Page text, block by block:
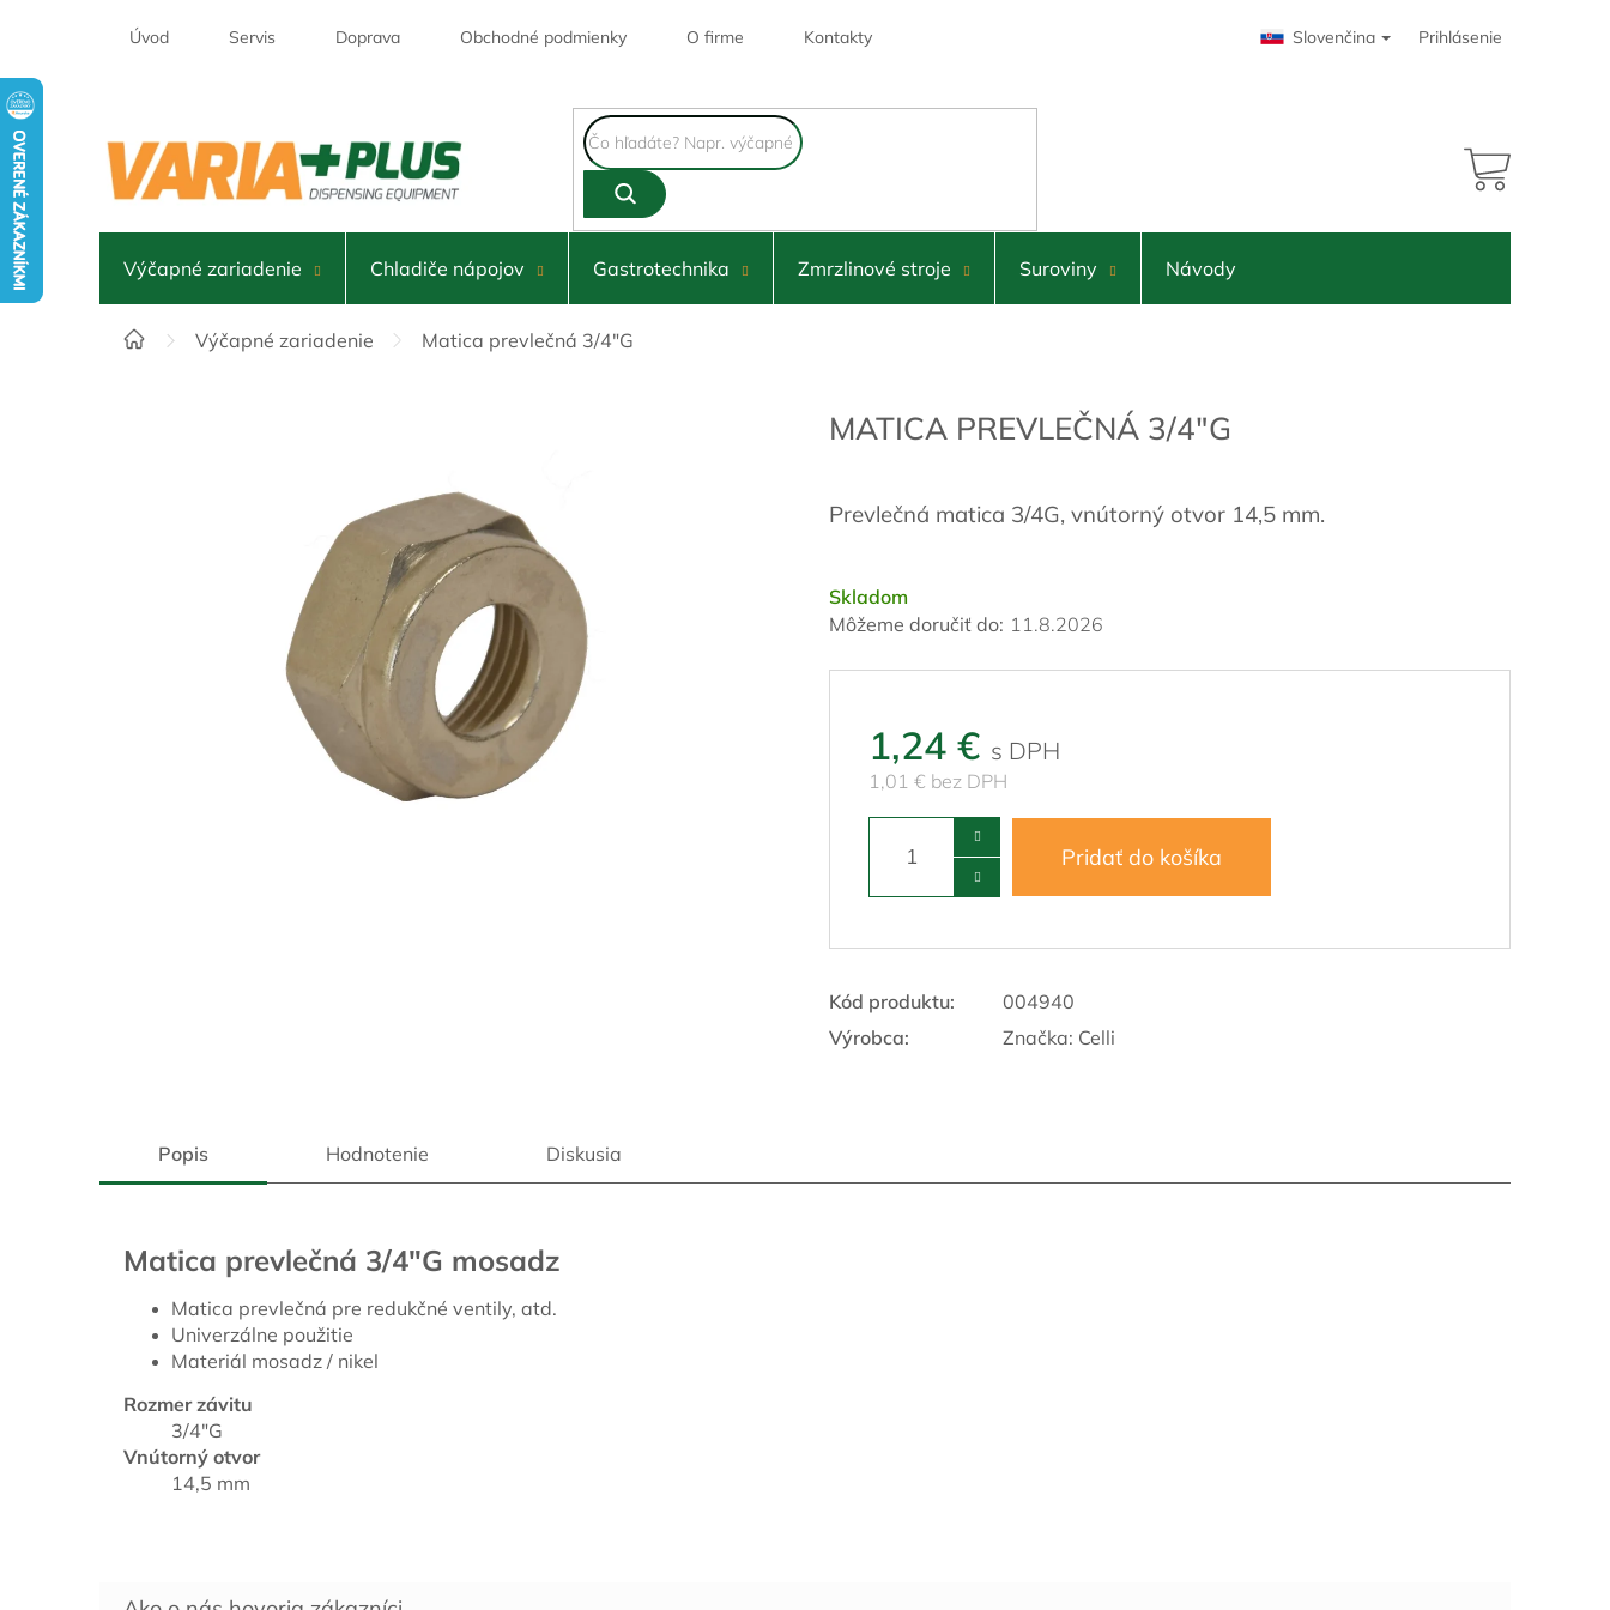
Úvod Servis Doprava Obchodné podmienky O firme Kontakty Slovenčina Prihlásenie
NÁKUPNÝ
Výčapné zariadenie Chladiče nápojov Gastrotechnika Zmrzlinové stroje Suroviny Návody
DomovVýčapné zariadenie Matica prevlečná 3/4"G
MATICA PREVLEČNÁ 3/4"G
Skladom
Môžeme doručiť do: 11.8.2026
1,24 €
1,01 € bez DPH
Pridať do košíka
Prevlečná matica 3/4G, vnútorný otvor 14,5 mm.
Kód produktu:
004940
Výrobca:
Značka: Celli
Popis Hodnotenie Diskusia
Matica prevlečná 3/4"G mosadz
Matica prevlečná pre redukčné ventily, atd.
Univerzálne použitie
Materiál mosadz / nikel
Rozmer závitu
3/4"G
Vnútorný otvor
14,5 mm